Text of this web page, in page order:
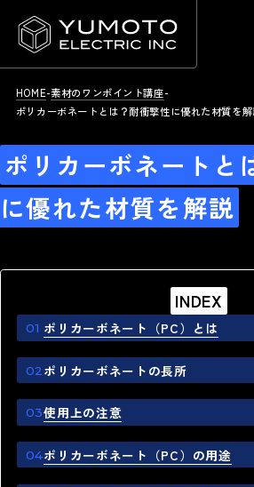
HOME 素材のワンポイント講座
ポリカーボネートとは？耐衝撃性に優れた材質を
ポリカーボネートと
に優れた材質を解説
INDEX
ポリカーボネート（PC）とは
ポリカーボネートの長所
使用上の注意
ポリカーボネート（PC）の用途